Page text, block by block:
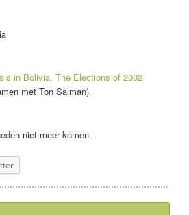
in Bolivia, The Elections of 2002
met Ton Salman).
niet meer komen.